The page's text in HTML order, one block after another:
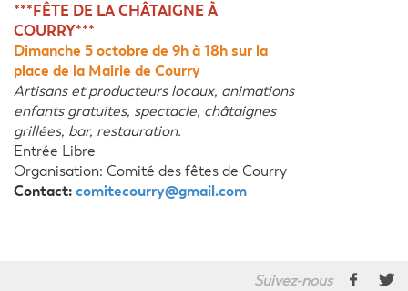
***FÊTE DE LA CHÂTAIGNE À
COURRY***
Dimanche 5 octobre de 9h à 18h sur la
place de la Mairie de Courry
Artisans et producteurs locaux, animations
enfants gratuites, spectacle, châtaignes
grillées, bar, restauration.
Entrée Libre
Organisation: Comité des fêtes de Courry
Contact:comitecourry@gmail.com
Suivez-nous